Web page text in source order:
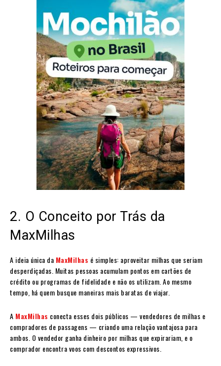
2. O Conceito por Trás da
MaxMilhas
A ideia única da MaxMilhas é simples: aproveitar milhas que seriam
desperdiçadas. Muitas pessoas acumulam pontos em cartões de
crédito ou programas de fidelidade e não os utilizam. Ao mesmo
tempo, há quem busque maneiras mais baratas de viajar.
A MaxMilhas conecta esses dois públicos — vendedores de milhas e
compradores de passagens — criando uma relação vantajosa para
ambos. O vendedor ganha dinheiro por milhas que expirariam, e o
comprador encontra voos com descontos expressivos.